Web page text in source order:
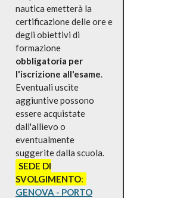
nautica emetterà la
certificazione delle ore e
degli obiettivi di
formazione
obbligatoria per
l'iscrizione all'esame
Eventuali uscite
aggiuntive possono
essere acquistate
dall'allievo o
eventualmente
suggerite dalla scuola.
SEDE DI
SVOLGIMENTO:
GENOVA - PORTO